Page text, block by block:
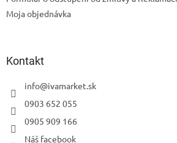
Moja objednávka
Kontakt
info@ivamarket.sk
0903 652 055
0905 909 166
Náš facebook